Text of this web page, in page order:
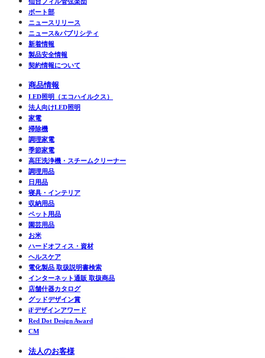
ボート部
ニュースリリース
ニュース&パブリシティ
新着情報
製品安全情報
契約情報について
商品情報
LED照明（エコハイルクス）
法人向けLED照明
家電
掃除機
調理家電
季節家電
高圧洗浄機・スチームクリーナー
調理用品
日用品
寝具・インテリア
収納用品
ペット用品
園芸用品
お米
ハードオフィス・資材
ヘルスケア
電化製品 取扱説明書検索
インターネット通販 取扱商品
店舗什器カタログ
グッドデザイン賞
iFデザインアワード
Red Dot Design Award
CM
法人のお客様